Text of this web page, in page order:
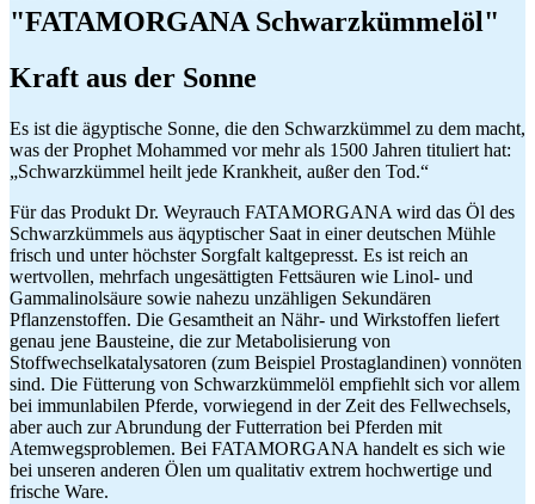
"FATAMORGANA Schwarzkümmelöl"
Kraft aus der Sonne
Es ist die ägyptische Sonne, die den Schwarzkümmel zu dem macht,
was der Prophet Mohammed vor mehr als 1500 Jahren tituliert hat:
„Schwarzkümmel heilt jede Krankheit, außer den Tod.“
Für das Produkt Dr. Weyrauch FATAMORGANA wird das Öl des
Schwarzkümmels aus äqyptischer Saat in einer deutschen Mühle
frisch und unter höchster Sorgfalt kaltgepresst. Es ist reich an
wertvollen, mehrfach ungesättigten Fettsäuren wie Linol- und
Gammalinolsäure sowie nahezu unzähligen Sekundären
Pflanzenstoffen. Die Gesamtheit an Nähr- und Wirkstoffen liefert
genau jene Bausteine, die zur Metabolisierung von
Stoffwechselkatalysatoren (zum Beispiel Prostaglandinen) vonnöten
sind. Die Fütterung von Schwarzkümmelöl empfiehlt sich vor allem
bei immunlabilen Pferde, vorwiegend in der Zeit des Fellwechsels,
aber auch zur Abrundung der Futterration bei Pferden mit
Atemwegsproblemen. Bei FATAMORGANA handelt es sich wie
bei unseren anderen Ölen um qualitativ extrem hochwertige und
frische Ware.